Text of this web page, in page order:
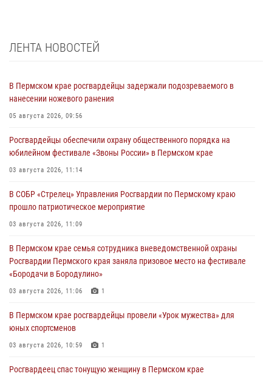
ЛЕНТА НОВОСТЕЙ
В Пермском крае росгвардейцы задержали подозреваемого в
нанесении ножевого ранения
05 августа 2026, 09:56
Росгвардейцы обеспечили охрану общественного порядка на
юбилейном фестивале «Звоны России» в Пермском крае
03 августа 2026, 11:14
В СОБР «Стрелец» Управления Росгвардии по Пермскому краю
прошло патриотическое мероприятие
03 августа 2026, 11:09
В Пермском крае семья сотрудника вневедомственной охраны
Росгвардии Пермского края заняла призовое место на фестивале
«Бородачи в Бородулино»
03 августа 2026, 11:06 1
В Пермском крае росгвардейцы провели «Урок мужества» для
юных спортсменов
03 августа 2026, 10:59 1
Росгвардеец спас тонущую женщину в Пермском крае